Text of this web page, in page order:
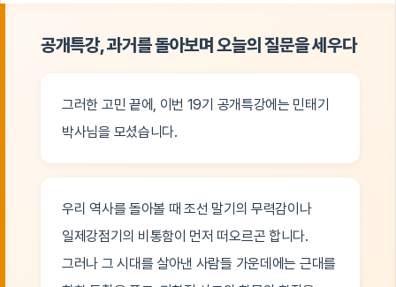
공개특강, 과거를 돌아보며 오늘의 질문을 세우다
그러한 고민 끝에, 이번 19기 공개특강에는 민태기
박사님을 모셨습니다.
우리 역사를 돌아볼 때 조선 말기의 무력감이나
일제강점기의 비통함이 먼저 떠오르곤 합니다.
그러나 그 시대를 살아낸 사람들 가운데에는 근대를